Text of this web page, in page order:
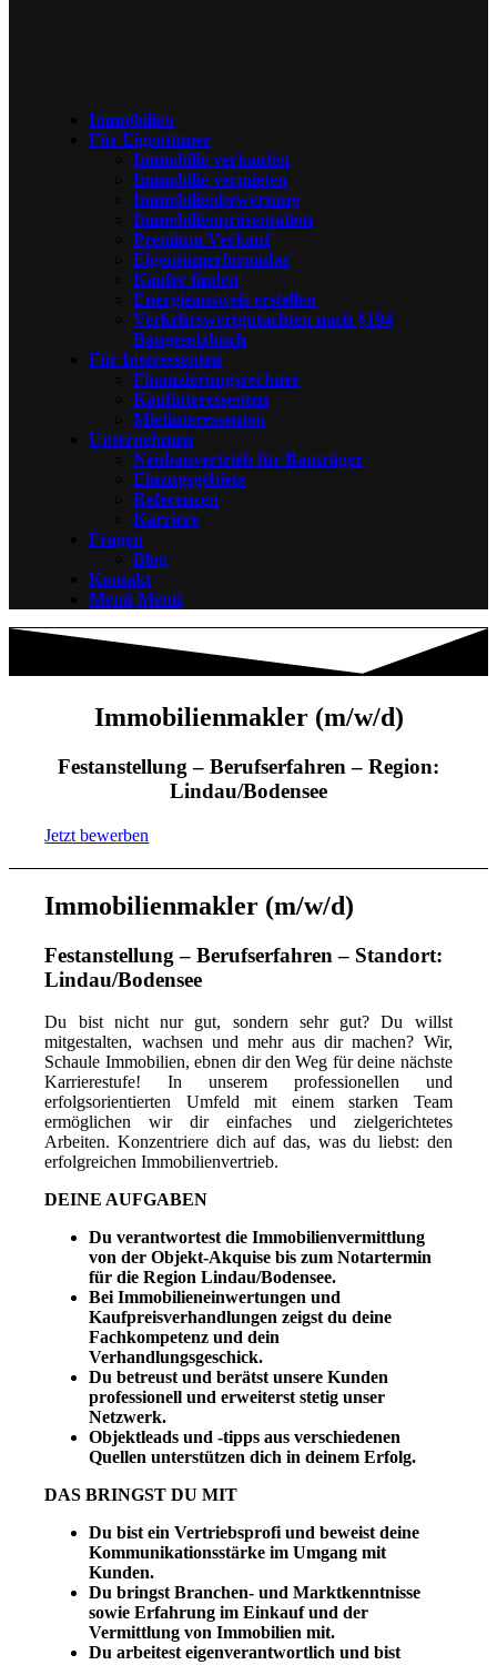
Immobilien
Für Eigentümer
Immobilie verkaufen
Immobilie vermieten
Immobilienbewertung
Immobilienpräsentation
Premium Verkauf
Eigentümerformular
Käufer finden
Energieausweis erstellen
Verkehrswertgutachten nach §194
Baugesetzbuch
Für Interessenten
Finanzierungsrechner
Kaufinteressenten
Mietinteressenten
Unternehmen
Neubauvertrieb für Bauträger
Einzugsgebiete
Referenzen
Karriere
Fragen
Blog
Kontakt
Menü Menü
Immobilienmakler (m/w/d)
Festanstellung – Berufserfahren – Region:
Lindau/Bodensee
Jetzt bewerben
Immobilienmakler (m/w/d)
Festanstellung – Berufserfahren – Standort:
Lindau/Bodensee
Du bist nicht nur gut, sondern sehr gut? Du willst
mitgestalten, wachsen und mehr aus dir machen? Wir,
Schaule Immobilien, ebnen dir den Weg für deine nächste
Karrierestufe! In unserem professionellen und
erfolgsorientierten Umfeld mit einem starken Team
ermöglichen wir dir einfaches und zielgerichtetes
Arbeiten. Konzentriere dich auf das, was du liebst: den
erfolgreichen Immobilienvertrieb.
DEINE AUFGABEN
Du verantwortest die Immobilienvermittlung
von der Objekt-Akquise bis zum Notartermin
für die Region Lindau/Bodensee.
Bei Immobilieneinwertungen und
Kaufpreisverhandlungen zeigst du deine
Fachkompetenz und dein
Verhandlungsgeschick.
Du betreust und berätst unsere Kunden
professionell und erweiterst stetig unser
Netzwerk.
Objektleads und -tipps aus verschiedenen
Quellen unterstützen dich in deinem Erfolg.
DAS BRINGST DU MIT
Du bist ein Vertriebsprofi und beweist deine
Kommunikationsstärke im Umgang mit
Kunden.
Du bringst Branchen- und Marktkenntnisse
sowie Erfahrung im Einkauf und der
Vermittlung von Immobilien mit.
Du arbeitest eigenverantwortlich und bist